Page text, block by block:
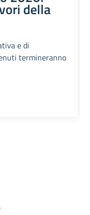
della
e di
termineranno